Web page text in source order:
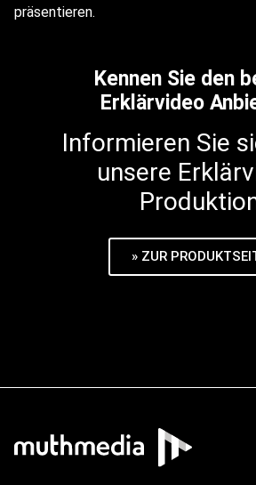
präsentieren.
Kennen Sie den
Erklärvideo
Informieren Sie
unsere
» ZUR